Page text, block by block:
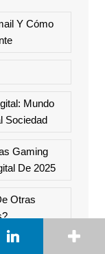
Y Cómo
Mundo
Sociedad
Gaming
De 2025
Otras